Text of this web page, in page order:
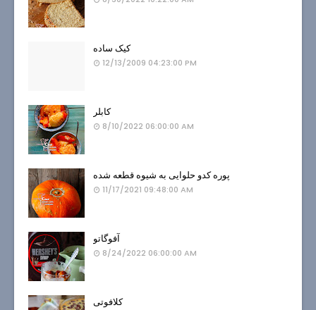
کیک ساده
12/13/2009 04:23:00 PM
کابلر
8/10/2022 06:00:00 AM
پوره کدو حلوایی به شیوه قطعه شده
11/17/2021 09:48:00 AM
آفوگاتو
8/24/2022 06:00:00 AM
کلافوتی